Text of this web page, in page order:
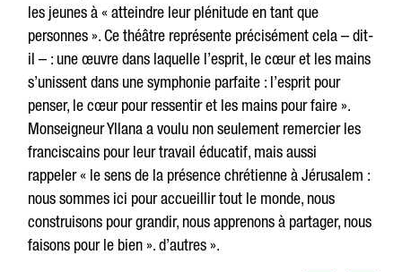
les jeunes à « atteindre leur plénitude en tant que
personnes ». Ce théâtre représente précisément cela – dit-
il – : une œuvre dans laquelle l’esprit, le cœur et les mains
s’unissent dans une symphonie parfaite : l’esprit pour
penser, le cœur pour ressentir et les mains pour faire ».
Monseigneur Yllana a voulu non seulement remercier les
franciscains pour leur travail éducatif, mais aussi
rappeler « le sens de la présence chrétienne à Jérusalem :
nous sommes ici pour accueillir tout le monde, nous
construisons pour grandir, nous apprenons à partager, nous
faisons pour le bien ». d’autres ».